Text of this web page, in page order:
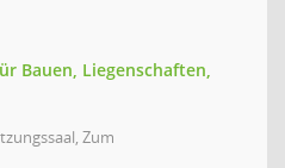
Bauen, Liegenschaften,
Zum